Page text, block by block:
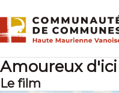
to
content
Amoureux d'ici
Le film